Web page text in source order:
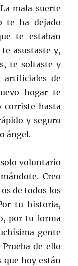
mala suerte
te ha dejado
te estaban
asustaste y,
te soltaste y
artificiales de
hogar te
corriste hasta
y seguro
ángel.
voluntario
Creo
de todos los
tu historia,
por tu forma
gente
de ello
que hoy están